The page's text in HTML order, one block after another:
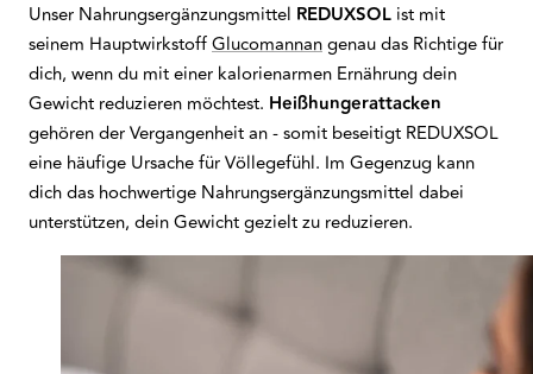
Unser Nahrungsergänzungsmittel REDUXSOL ist mit
seinem HauptwirkstoffGlucomannangenau das Richtige für
dich, wenn du mit einer kalorienarmen Ernährung dein
Gewicht reduzieren möchtest. Heißhungerattacken
gehören der Vergangenheit an - somit beseitigt REDUXSOL
eine häufige Ursache für Völlegefühl. Im Gegenzug kann
dich das hochwertige Nahrungsergänzungsmittel dabei
unterstützen, dein Gewicht gezielt zu reduzieren.